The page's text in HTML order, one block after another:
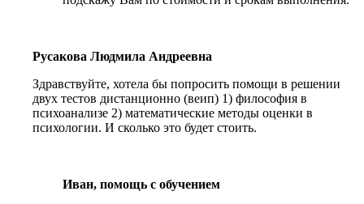
Русакова Людмила Андреевна
Здравствуйте, хотела бы попросить помощи в решении
двух тестов дистанционно (веип) 1) философия в
психоанализе 2) математические методы оценки в
психологии. И сколько это будет стоить.
Иван, помощь с обучением